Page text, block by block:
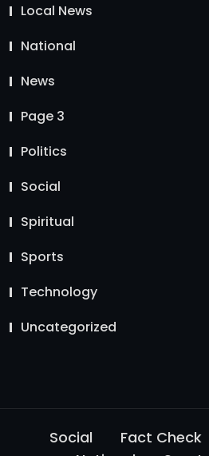
Local News
National
News
Page 3
Politics
Social
Spiritual
Sports
Technology
Uncategorized
Social Fact Check